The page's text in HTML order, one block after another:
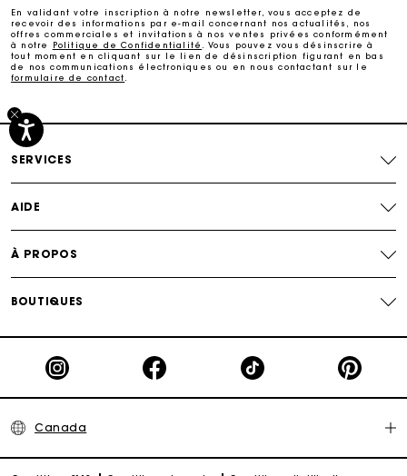
Paiement sécurisé
En validant votre inscription à notre newsletter, vous acceptez de
recevoir des informations par e-mail concernant nos actualités, nos
offres commerciales et invitations à nos ventes privées conformément
à notre
Politique de Confidentialité
. Vous pouvez vous désinscrire à
tout moment en cliquant sur le lien de désinscription figurant en bas
de nos communications électroniques ou en nous contactant sur le
formulaire de contact
SERVICES
AIDE
À PROPOS
BOUTIQUES
Canada